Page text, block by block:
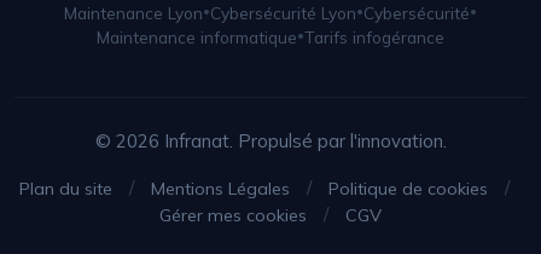
Maintenance Lyon•Cybersécurité Lyon•Cybersécurité•
Maintenance informatique•Tarifs infogérance
© 2026 Infranat. Propulsé par l'innovation.
Plan du site / Mentions Légales / Politique de cookies /
Gérer mes cookies / CGV